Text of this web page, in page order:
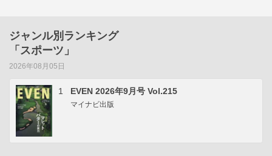
ジャンル別ランキング
「スポーツ」
2026年08月05日
1 EVEN 2026年9月号 Vol.215
マイナビ出版